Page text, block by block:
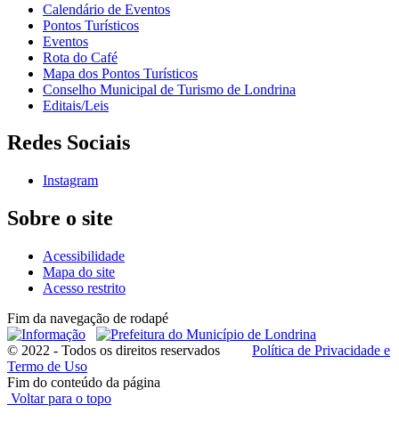
Calendário de Eventos
Pontos Turísticos
Eventos
Rota do Café
Mapa dos Pontos Turísticos
Conselho Municipal de Turismo de Londrina
Editais/Leis
Redes Sociais
Instagram
Sobre o site
Acessibilidade
Mapa do site
Acesso restrito
Fim da navegação de rodapé
© 2022 - Todos os direitos reservados Política de Privacidade e
Termo de Uso
Fim do conteúdo da página
Voltar para o topo